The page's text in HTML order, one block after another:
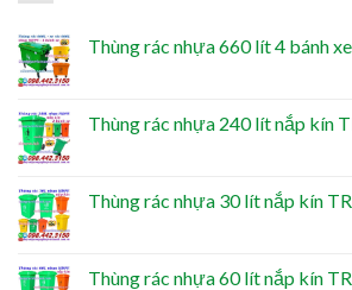
Thùng rác nhựa 660 lít 4 bánh
Thùng rác nhựa 240 lít nắp kín
Thùng rác nhựa 30 lít nắp kín
Thùng rác nhựa 60 lít nắp kín